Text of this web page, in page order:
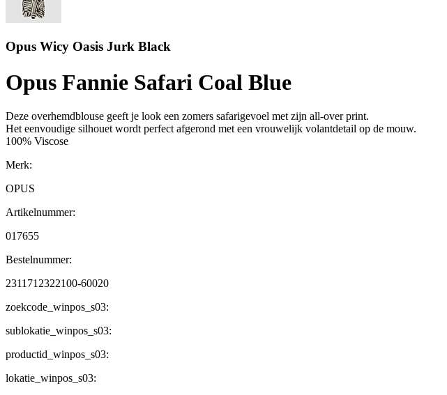
Opus Wicy Oasis Jurk Black
Opus Fannie Safari Coal Blue
Deze overhemdblouse geeft je look een zomers safarigevoel met zijn all-over print.
Het eenvoudige silhouet wordt perfect afgerond met een vrouwelijk volantdetail op de mouw.
100% Viscose
Merk:
OPUS
Artikelnummer:
017655
Bestelnummer:
2311712322100-60020
zoekcode_winpos_s03:
sublokatie_winpos_s03:
productid_winpos_s03:
lokatie_winpos_s03: